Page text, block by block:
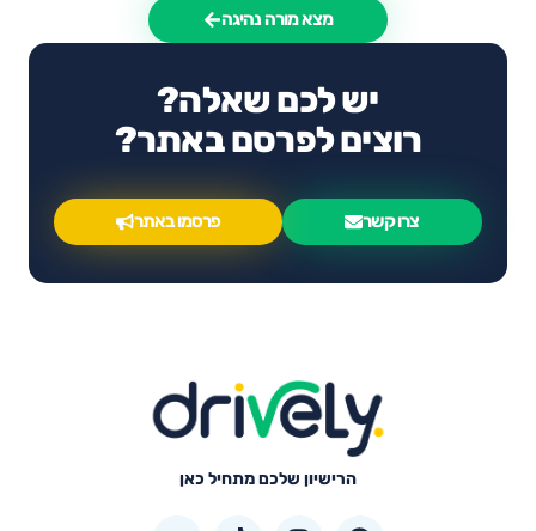
מצא מורה נהיגה
יש לכם שאלה?
רוצים לפרסם באתר?
צרו קשר פרסמו באתר
הרישיון שלכם מתחיל כאן